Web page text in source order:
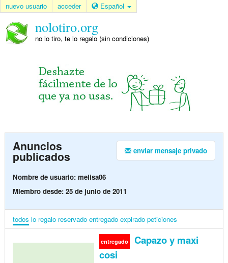
nuevo usuario acceder Español
nolotiro.org
no lo tiro, te lo regalo (sin condiciones)
enviar mensaje privado
Anuncios
publicados
Nombre de usuario: melisa06
Miembro desde: 25 de junio de 2011
todos lo regalo reservado entregado expirado peticiones
entregado
Capazo y maxi
cosi